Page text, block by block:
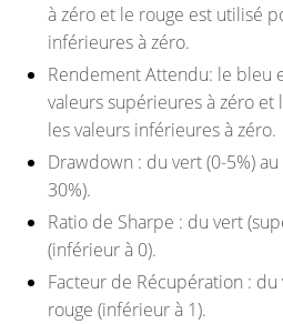
à zéro et le rouge est utilisé
inférieures à zéro.
Rendement Attendu: le bleu
valeurs supérieures à zéro
les valeurs inférieures à zéro.
Drawdown : du vert (0-5%)
30%).
Ratio de Sharpe : du vert
(inférieur à 0).
Facteur de Récupération :
rouge (inférieur à 1).